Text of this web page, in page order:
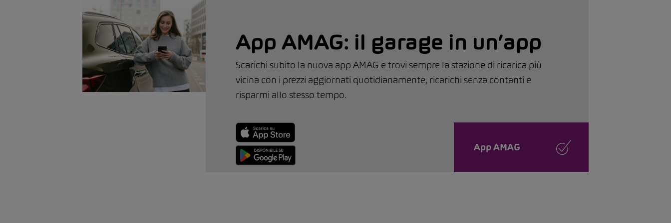
App AMAG: il garage in un’app
Scarichi subito la nuova app AMAG e trovi sempre la stazione di ricarica più
vicina con i prezzi aggiornati quotidianamente, ricarichi senza contanti e
risparmi allo stesso tempo.
App AMAG